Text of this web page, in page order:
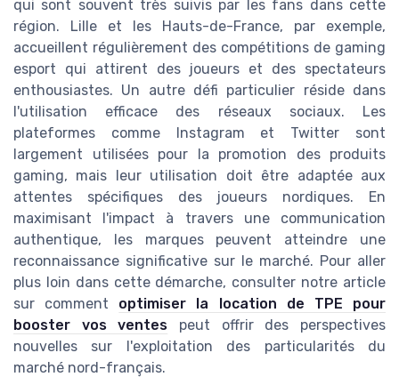
qui sont souvent très suivis par les fans dans cette
région. Lille et les Hauts-de-France, par exemple,
accueillent régulièrement des compétitions de gaming
esport qui attirent des joueurs et des spectateurs
enthousiastes. Un autre défi particulier réside dans
l'utilisation efficace des réseaux sociaux. Les
plateformes comme Instagram et Twitter sont
largement utilisées pour la promotion des produits
gaming, mais leur utilisation doit être adaptée aux
attentes spécifiques des joueurs nordiques. En
maximisant l'impact à travers une communication
authentique, les marques peuvent atteindre une
reconnaissance significative sur le marché. Pour aller
plus loin dans cette démarche, consulter notre article
sur comment optimiser la location de TPE pour
booster vos ventes peut offrir des perspectives
nouvelles sur l'exploitation des particularités du
marché nord-français.